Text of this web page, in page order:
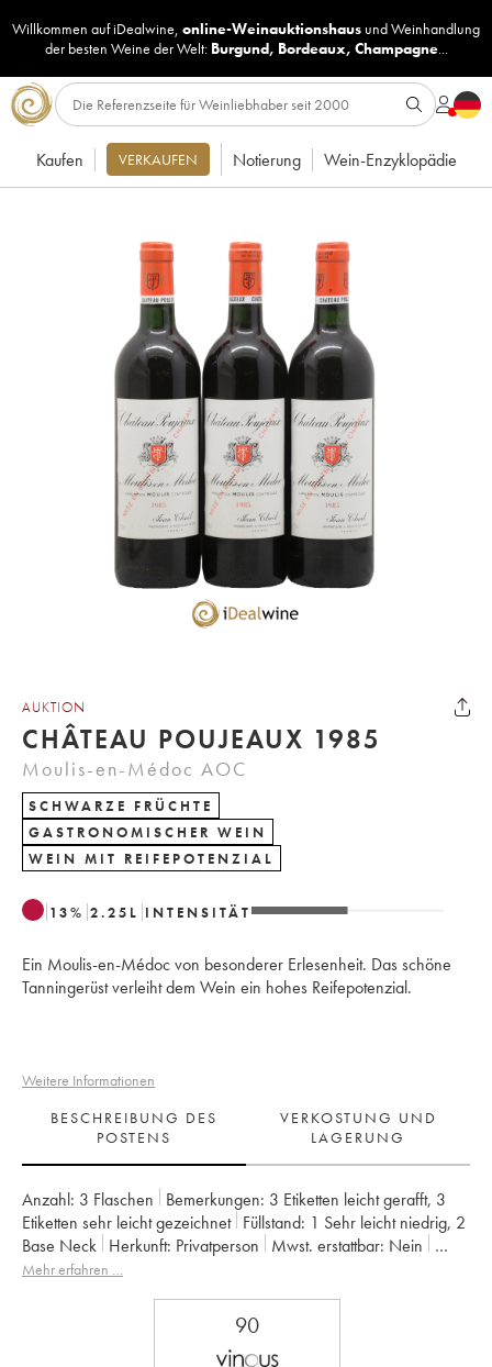
Willkommen auf iDealwine, online-Weinauktionshaus undWeinhandlung
der besten Weine der Welt: Burgund, Bordeaux, Champagne...
Kaufen VERKAUFEN Notierung Wein-Enzyklopädie
AUKTION
CHÂTEAU POUJEAUX 1985
Moulis-en-Médoc AOC
SCHWARZE FRÜCHTE
GASTRONOMISCHER WEIN
WEIN MIT REIFEPOTENZIAL
13% 2.25 L INTENSITÄT
Ein Moulis-en-Médoc von besonderer Erlesenheit. Das schöne
Tanningerüst verleiht dem Wein ein hohes Reifepotenzial.
Weitere Informationen
BESCHREIBUNG DES
POSTENS
VERKOSTUNG UND
LAGERUNG
Anzahl: 3 Flaschen Bemerkungen: 3 Etiketten leicht gerafft, 3
Etiketten sehr leicht gezeichnet Füllstand: 1 Sehr leicht niedrig, 2
Base Neck
Herkunft: privatperson Mwst. erstattbar:
nein
Region: Bordeaux
Mehr erfahren …
90